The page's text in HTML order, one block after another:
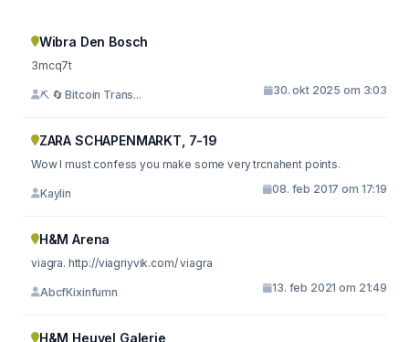
Wibra Den Bosch
3mcq7t
⛏ 🔄 Bitcoin Trans... 30. okt 2025 om 3:03
ZARA SCHAPENMARKT, 7-19
Wow I must confess you make some very trcnahent points.
Kaylin 08. feb 2017 om 17:19
H&M Arena
viagra. http://viagriyvik.com/ viagra
AbcfKixinfumn 13. feb 2021 om 21:49
H&M Heuvel Galerie